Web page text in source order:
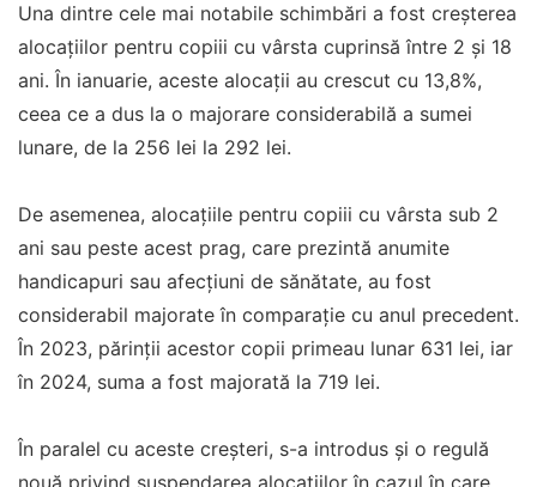
Una dintre cele mai notabile schimbări a fost creșterea
alocațiilor pentru copiii cu vârsta cuprinsă între 2 și 18
ani. În ianuarie, aceste alocații au crescut cu 13,8%,
ceea ce a dus la o majorare considerabilă a sumei
lunare, de la 256 lei la 292 lei.
De asemenea, alocațiile pentru copiii cu vârsta sub 2
ani sau peste acest prag, care prezintă anumite
handicapuri sau afecțiuni de sănătate, au fost
considerabil majorate în comparație cu anul precedent.
În 2023, părinții acestor copii primeau lunar 631 lei, iar
în 2024, suma a fost majorată la 719 lei.
În paralel cu aceste creșteri, s-a introdus și o regulă
nouă privind suspendarea alocațiilor în cazul în care